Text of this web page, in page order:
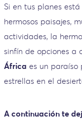
Si en tus planes
hermosos paisajes,
actividades, la
sinfín de opciones a
África es un paraíso
estrellas en el
A continuación te